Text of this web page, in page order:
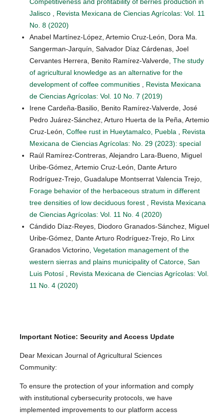
Competitiveness and profitability of berries production in
Jalisco , Revista Mexicana de Ciencias Agrícolas: Vol. 11
No. 8 (2020)
Anabel Martínez-López, Artemio Cruz-León, Dora Ma.
Sangerman-Jarquín, Salvador Díaz Cárdenas, Joel
Cervantes Herrera, Benito Ramírez-Valverde, The study
of agricultural knowledge as an alternative for the
development of coffee communities , Revista Mexicana
de Ciencias Agrícolas: Vol. 10 No. 7 (2019)
Irene Cardeña-Basilio, Benito Ramírez-Valverde, José
Pedro Juárez-Sánchez, Arturo Huerta de la Peña, Artemio
Cruz-León, Coffee rust in Hueytamalco, Puebla , Revista
Mexicana de Ciencias Agrícolas: No. 29 (2023): special
Raúl Ramírez-Contreras, Alejandro Lara-Bueno, Miguel
Uribe-Gómez, Artemio Cruz-León, Dante Arturo
Rodríguez-Trejo, Guadalupe Montserrat Valencia Trejo,
Forage behavior of the herbaceous stratum in different
tree densities of low deciduous forest , Revista Mexicana
de Ciencias Agrícolas: Vol. 11 No. 4 (2020)
Cándido Díaz-Reyes, Diodoro Granados-Sánchez, Miguel
Uribe-Gómez, Dante Arturo Rodríguez-Trejo, Ro Linx
Granados Victorino, Vegetation management of the
western sierras and plains municipality of Catorce, San
Luis Potosí , Revista Mexicana de Ciencias Agrícolas: Vol.
11 No. 4 (2020)
Important Notice: Security and Access Update
Dear Mexican Journal of Agricultural Sciences
Community:
To ensure the protection of your information and comply
with institutional cybersecurity protocols, we have
implemented improvements to our platform access